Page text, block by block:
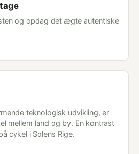
og opdag det ægte autentiske
teknologisk udvikling, er
mellem land og by. En kontrast
cykel i Solens Rige.